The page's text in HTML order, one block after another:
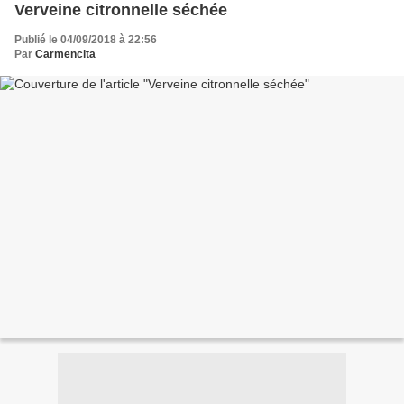
Verveine citronnelle séchée
Publié le 04/09/2018 à 22:56
Par Carmencita